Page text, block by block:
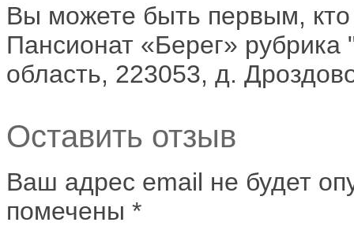
Вы можете быть первым,
Пансионат «Берег» рубрика
область, 223053, д.
Оставить отзыв
Ваш адрес email не будет
помечены *